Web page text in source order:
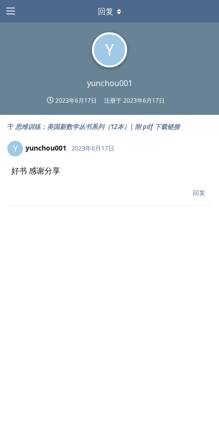
Y
yunchou001
2023年6月17日 注册于2023年6月17日
回复
于思维训练：美国新数学丛书系列（12本）| 附 pdf 下载链接
Y yunchou001 2023年6月17日
好书 感谢分享
回复